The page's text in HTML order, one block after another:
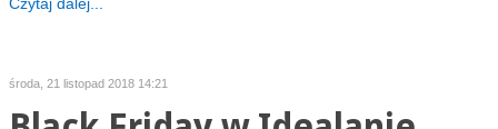
środa, 21 listopad 2018 14:21